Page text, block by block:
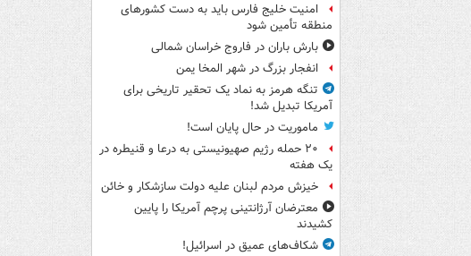
امنیت خلیج فارس باید به دست کشورهای
منطقه تأمین شود
بارش باران در فاروج خراسان شمالی
انفجار بزرگ در شهر المخا یمن
تنگه هرمز به نماد یک تحقیر تاریخی برای
آمریکا تبدیل شد!
ماموریت در حال پایان است!
۲۰ حمله رژیم صهیونیستی به درعا و قنیطره در
یک هفته
خیزش مردم لبنان علیه دولت سازشکار و خائن
معترضان آرژانتینی پرچم آمریکا را پایین
کشیدند
شکاف‌های عمیق در اسرائیل!